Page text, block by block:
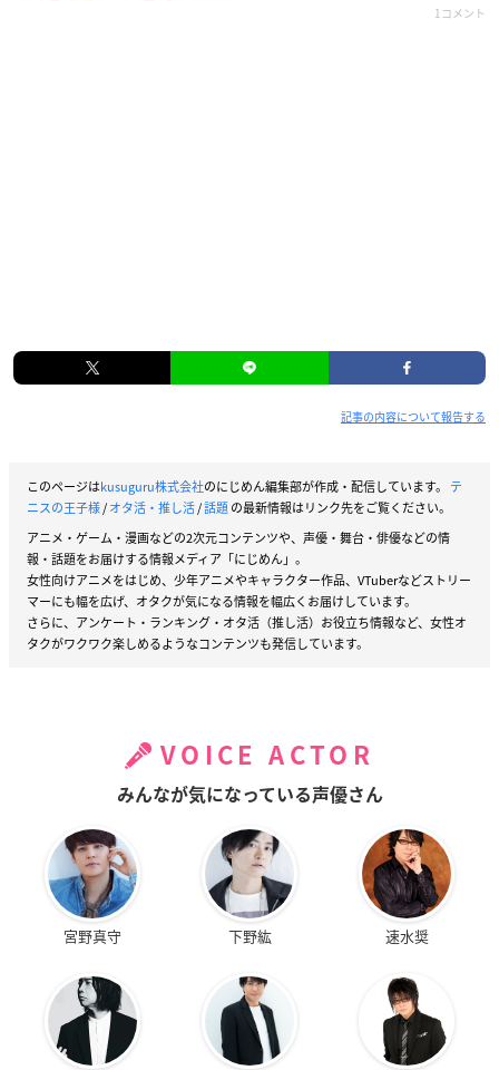
1コメント
記事の内容について報告する
このページはkusuguru株式会社のにじめん編集部が作成・配信しています。 テ
ニスの王子様/オタ活・推し活/話題の最新情報はリンク先をご覧ください。
アニメ・ゲーム・漫画などの2次元コンテンツや、声優・舞台・俳優などの情
報・話題をお届けする情報メディア「にじめん」。
女性向けアニメをはじめ、少年アニメやキャラクター作品、VTuberなどストリー
マーにも幅を広げ、オタクが気になる情報を幅広くお届けしています。
さらに、アンケート・ランキング・オタ活（推し活）お役立ち情報など、女性オ
タクがワクワク楽しめるようなコンテンツも発信しています。
VOICE ACTOR
みんなが気になっている声優さん
宮野真守 下野紘 速水奨